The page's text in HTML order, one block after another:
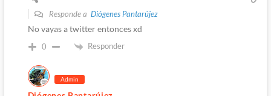
Responde a Diógenes Pantarújez
No vayas a twitter entonces xd
0 Responder
Admin